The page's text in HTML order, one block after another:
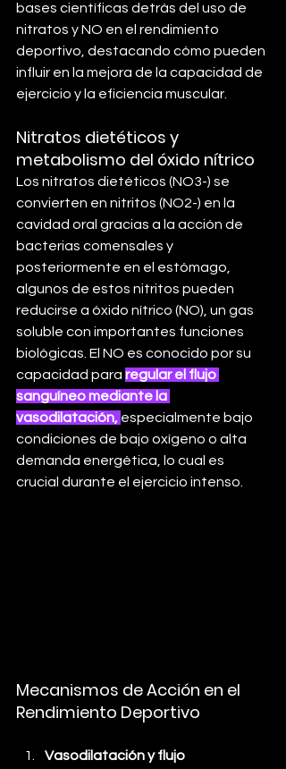
bases científicas detrás del uso de
nitratos y NO en el rendimiento
deportivo, destacando cómo pueden
influir en la mejora de la capacidad de
ejercicio y la eficiencia muscular.
Nitratos dietéticos y
metabolismo del óxido nítrico
Los nitratos dietéticos (NO3-) se
convierten en nitritos (NO2-) en la
cavidad oral gracias a la acción de
bacterias comensales y
posteriormente en el estómago,
algunos de estos nitritos pueden
reducirse a óxido nítrico (NO), un gas
soluble con importantes funciones
biológicas. El NO es conocido por su
capacidad para regular el flujo
sanguíneo mediante la
vasodilatación, especialmente bajo
condiciones de bajo oxígeno o alta
demanda energética, lo cual es
crucial durante el ejercicio intenso.
Mecanismos de Acción en el
Rendimiento Deportivo
Vasodilatación y flujo